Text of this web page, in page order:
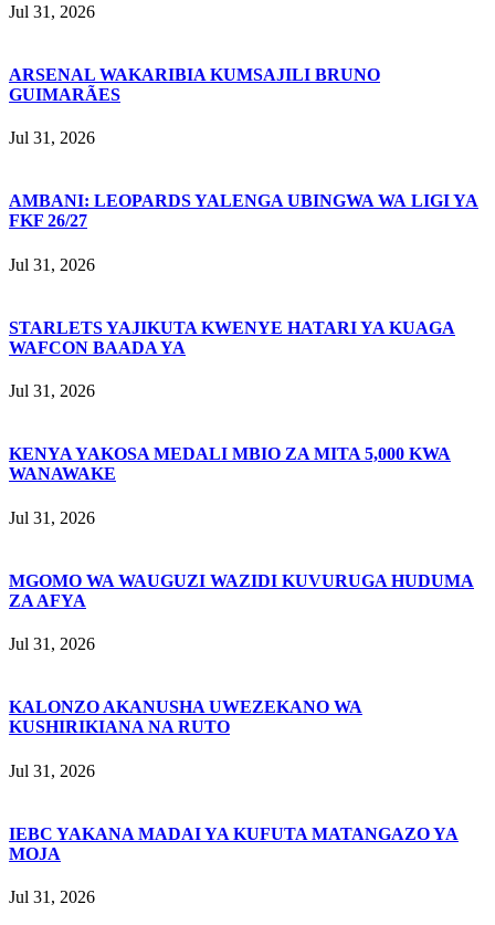
Jul 31, 2026
ARSENAL WAKARIBIA KUMSAJILI BRUNO
GUIMARÃES
Jul 31, 2026
AMBANI: LEOPARDS YALENGA UBINGWA WA LIGI YA
FKF 26/27
Jul 31, 2026
STARLETS YAJIKUTA KWENYE HATARI YA KUAGA
WAFCON BAADA YA
Jul 31, 2026
KENYA YAKOSA MEDALI MBIO ZA MITA 5,000 KWA
WANAWAKE
Jul 31, 2026
MGOMO WA WAUGUZI WAZIDI KUVURUGA HUDUMA
ZA AFYA
Jul 31, 2026
KALONZO AKANUSHA UWEZEKANO WA
KUSHIRIKIANA NA RUTO
Jul 31, 2026
IEBC YAKANA MADAI YA KUFUTA MATANGAZO YA
MOJA
Jul 31, 2026